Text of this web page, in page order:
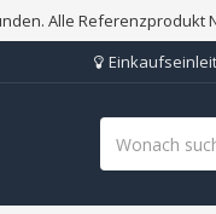
Alle